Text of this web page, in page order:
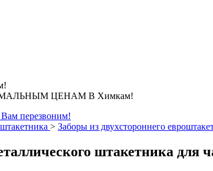
ЦЕНАМ В Химкам!
Вам перезвоним!
> Заборы из двухстороннего
штакетника для